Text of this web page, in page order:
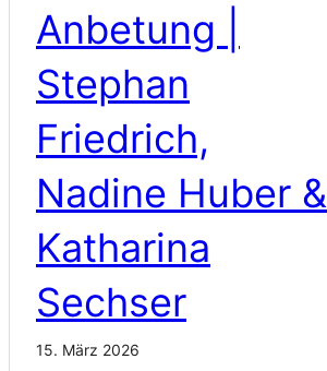
Anbetung |
Stephan
Friedrich,
Nadine Huber &
Katharina
Sechser
15. März 2026